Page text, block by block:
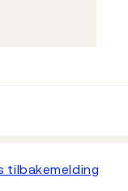
tilbakemelding